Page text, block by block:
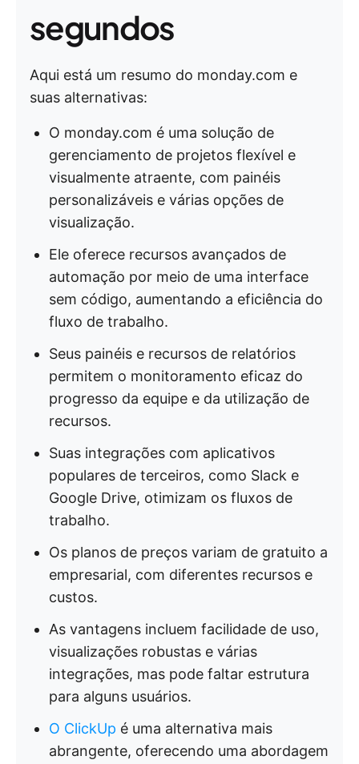
segundos
Aqui está um resumo do monday.com e
suas alternativas:
O monday.com é uma solução de
gerenciamento de projetos flexível e
visualmente atraente, com painéis
personalizáveis e várias opções de
visualização.
Ele oferece recursos avançados de
automação por meio de uma interface
sem código, aumentando a eficiência do
fluxo de trabalho.
Seus painéis e recursos de relatórios
permitem o monitoramento eficaz do
progresso da equipe e da utilização de
recursos.
Suas integrações com aplicativos
populares de terceiros, como Slack e
Google Drive, otimizam os fluxos de
trabalho.
Os planos de preços variam de gratuito a
empresarial, com diferentes recursos e
custos.
As vantagens incluem facilidade de uso,
visualizações robustas e várias
integrações, mas pode faltar estrutura
para alguns usuários.
O ClickUp é uma alternativa mais
abrangente, oferecendo uma abordagem